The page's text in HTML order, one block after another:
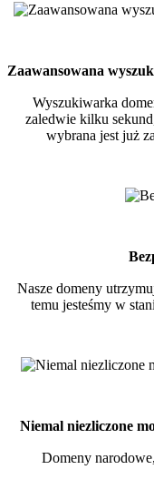
Zaawansowana
Wyszukiwarka
zaledwie kilku
wybrana jest już
Nasze domeny
temu jesteśmy w
Niemal niezliczone
Domeny